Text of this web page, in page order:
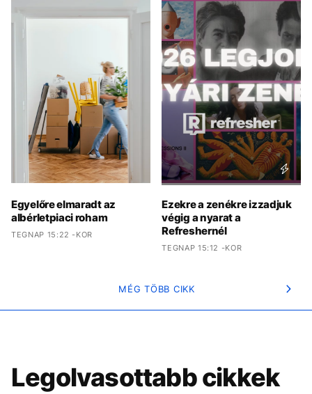
Egyelőre elmaradt az
albérletpiaci roham
TEGNAP 15:22 -KOR
Ezekre a zenékre izzadjuk
végig a nyarat a
Refreshernél
TEGNAP 15:12 -KOR
MÉG TÖBB CIKK
Legolvasottabb cikkek